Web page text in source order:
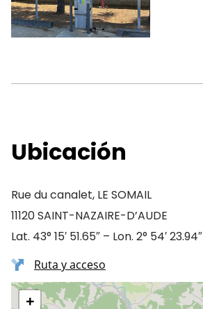
Ubicación
Rue du canalet, LE SOMAIL
11120 SAINT-NAZAIRE-D’AUDE
Lat. 43° 15′ 51.65″ – Lon. 2° 54′ 23.94″
Ruta y acceso
+